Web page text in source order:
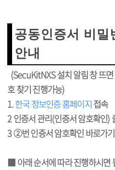
공동인증서 비밀
안내
(SecuKitNXS 설치 알림 창 뜨
호 찾기 진행가능)
1.한국 정보인증 홈페이지접속
2 인증서 관리(인증서 암호확인)
3 ②번 인증서 암호확인 바로가
■ 아래 순서에 따라 진행하시면